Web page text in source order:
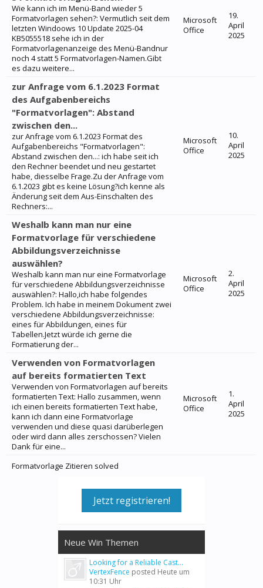
Wie kann ich im Menü-Band wieder 5
Formatvorlagen sehen?: Vermutlich seit dem
letzten Windoows 10 Update 2025-04
KB5055518 sehe ich in der
Formatvorlagenanzeige des Menü-Bandnur
noch 4 statt 5 Formatvorlagen-Namen.Gibt
es dazu weitere...
Microsoft
Office
19.
April
2025
zur Anfrage vom 6.1.2023 Format
des Aufgabenbereichs
"Formatvorlagen": Abstand
zwischen den...
zur Anfrage vom 6.1.2023 Format des
Aufgabenbereichs "Formatvorlagen":
Abstand zwischen den...: ich habe seit ich
den Rechner beendet und neu gestartet
habe, diesselbe Frage.Zu der Anfrage vom
6.1.2023 gibt es keine Lösung?ich kenne als
Änderung seit dem Aus-Einschalten des
Rechners:...
Microsoft
Office
10.
April
2025
Weshalb kann man nur eine
Formatvorlage für verschiedene
Abbildungsverzeichnisse
auswählen?
Weshalb kann man nur eine Formatvorlage
für verschiedene Abbildungsverzeichnisse
auswählen?: Hallo,ich habe folgendes
Problem. Ich habe in meinem Dokument zwei
verschiedene Abbildungsverzeichnisse:
eines für Abbildungen, eines für
Tabellen.Jetzt würde ich gerne die
Formatierung der...
Microsoft
Office
2.
April
2025
Verwenden von Formatvorlagen
auf bereits formatierten Text
Verwenden von Formatvorlagen auf bereits
formatierten Text: Hallo zusammen, wenn
ich einen bereits formatierten Text habe,
kann ich dann eine Formatvorlage
verwenden und diese quasi darüberlegen
oder wird dann alles zerschossen? Vielen
Dank für eine...
Microsoft
Office
1.
April
2025
Formatvorlage Zitieren solved
Jetzt registrieren!
Neue Win Themen
Looking for a Reliable Cast...
VertexFence posted Heute um
10:31 Uhr